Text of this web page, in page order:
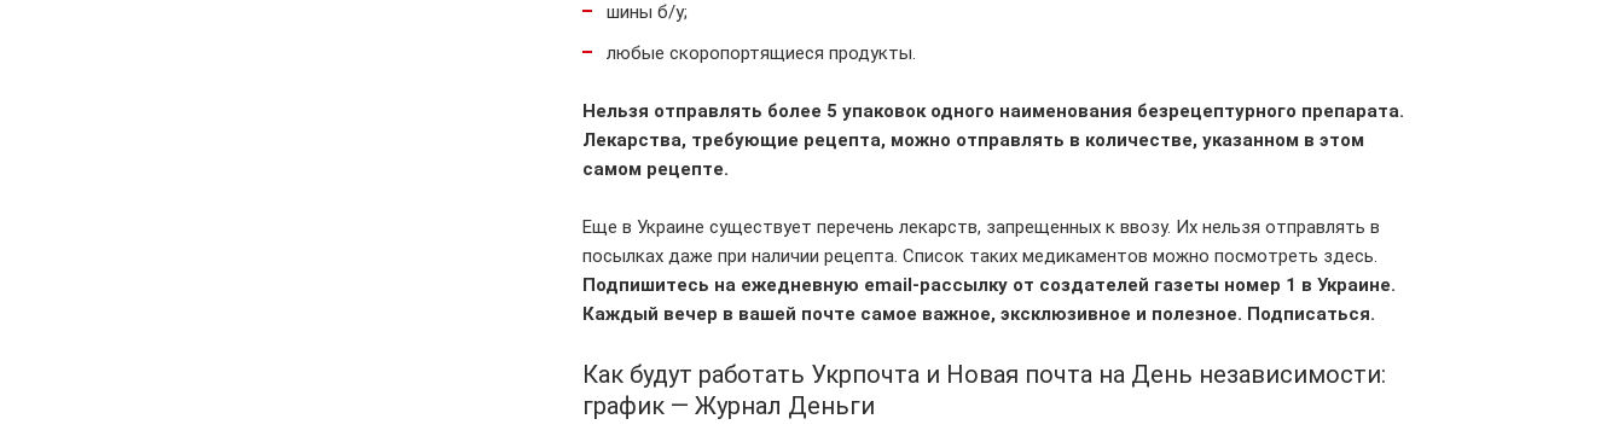
шины б/у;
любые скоропортящиеся продукты.
Нельзя отправлять более 5 упаковок одного наименования безрецептурного препарата.
Лекарства, требующие рецепта, можно отправлять в количестве, указанном в этом
самом рецепте.
Еще в Украине существует перечень лекарств, запрещенных к ввозу. Их нельзя отправлять в
посылках даже при наличии рецепта. Список таких медикаментов можно посмотреть здесь.
Подпишитесь на ежедневную еmail-рассылку от создателей газеты номер 1 в Украине.
Каждый вечер в вашей почте самое важное, эксклюзивное и полезное. Подписаться.
Как будут работать Укрпочта и Новая почта на День независимости:
график — Журнал Деньги